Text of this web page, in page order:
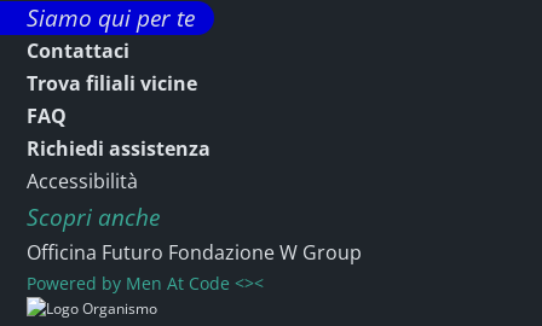
Siamo qui per te
Contattaci
Trova filiali vicine
FAQ
Richiedi assistenza
Accessibilità
Scopri anche
Officina Futuro Fondazione W Group
Powered by Men At Code <><